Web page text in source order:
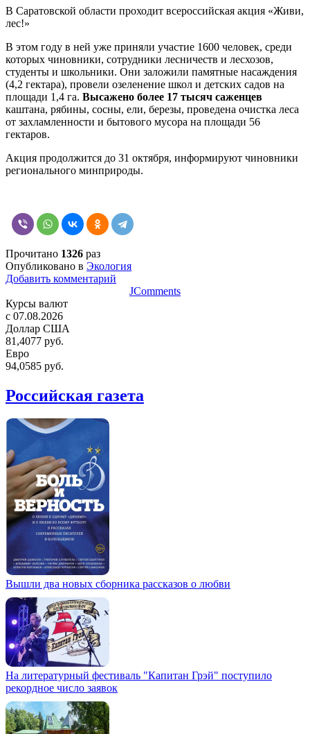
В Саратовской области проходит всероссийская акция «Живи,
лес!»
В этом году в ней уже приняли участие 1600 человек, среди
которых чиновники, сотрудники лесничеств и лесхозов,
студенты и школьники. Они заложили памятные насаждения
(4,2 гектара), провели озеленение школ и детских садов на
площади 1,4 га. Высажено более 17 тысяч саженцев
каштана, рябины, сосны, ели, березы, проведена очистка леса
от захламленности и бытового мусора на площади 56
гектаров.
Акция продолжится до 31 октября, информируют чиновники
регионального минприроды.
Прочитано 1326 раз
Опубликовано в Экология
Добавить комментарий
JComments
Курсы валют
c 07.08.2026
Доллар США
81,4077 руб.
Евро
94,0585 руб.
Российская газета
Вышли два новых сборника рассказов о любви
На литературный фестиваль "Капитан Грэй" поступило
рекордное число заявок